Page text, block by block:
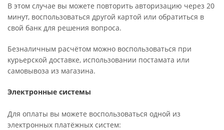
В этом случае вы можете повторить авторизацию через 20
минут, воспользоваться другой картой или обратиться в
свой банк для решения вопроса.
Безналичным расчётом можно воспользоваться при
курьерской доставке, использовании постамата или
самовывоза из магазина.
Электронные системы
Для оплаты вы можете воспользоваться одной из
электронных платёжных систем: